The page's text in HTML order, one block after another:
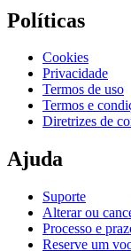
Políticas
Cookies
Privacidade
Termos de uso
Termos e
Diretrizes de
Ajuda
Suporte
Alterar ou
Processo e
Reserve um